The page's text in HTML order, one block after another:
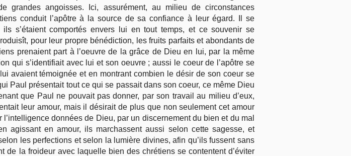
grandes angoisses. Ici, assurément, au milieu de circonstances
conduit l’apôtre à la source de sa confiance à leur égard. Il se
s’étaient comportés envers lui en tout temps, et ce souvenir se
pour leur propre bénédiction, les fruits parfaits et abondants de
prenaient part à l’oeuvre de la grâce de Dieu en lui, par la même
qui s’identifiait avec lui et son oeuvre ; aussi le coeur de l’apôtre se
avaient témoignée et en montrant combien le désir de son coeur se
Paul présentait tout ce qui se passait dans son coeur, ce même Dieu
que Paul ne pouvait pas donner, par son travail au milieu d’eux,
leur amour, mais il désirait de plus que non seulement cet amour
données de Dieu, par un discernement du bien et du mal
agissant en amour, ils marchassent aussi selon cette sagesse, et
les perfections et selon la lumière divines, afin qu’ils fussent sans
de la froideur avec laquelle bien des chrétiens se contentent d’éviter